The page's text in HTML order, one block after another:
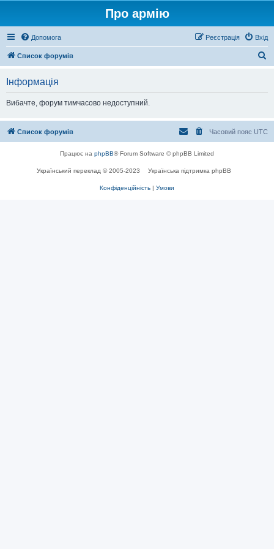
Про армію
Допомога Вхід
Реєстрація
Список форумів
Інформація
Вибачте, форум тимчасово недоступний.
Список форумів Часовий пояс UTC
Працює на phpBB® Forum Software © phpBB Limited
Український переклад © 2005-2023 Українська підтримка phpBB
Конфіденційність | Умови